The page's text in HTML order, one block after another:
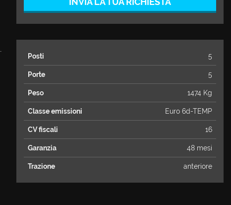
Posti 5
Porte 5
Peso 1474 Kg
Classe emissioni Euro 6d-TEMP
CV fiscali 16
Garanzia 48 mesi
Trazione anteriore